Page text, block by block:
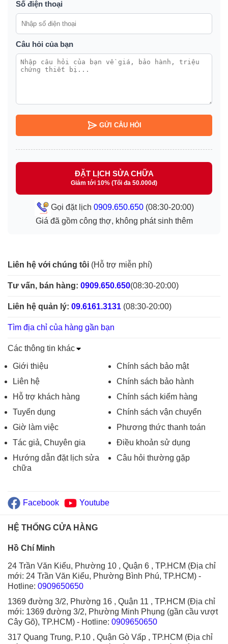
Số điện thoại
Câu hỏi của bạn
GỬI CÂU HỎI
ĐẶT LỊCH SỬA CHỮA
Giảm tới 10% (Tối đa 50.000đ)
Gọi đặt lịch 0909.650.650(08:30-20:00)
Giá đã gồm công thợ, không phát sinh thêm
Liên hệ với chúng tôi (Hỗ trợ miễn phí)
Tư vấn, bán hàng: 0909.650.650(08:30-20:00)
Liên hệ quản lý: 09.6161.3131 (08:30-20:00)
Tìm địa chỉ của hàng gần bạn
Các thông tin khác
Giới thiệu
Liên hệ
Hỗ trợ khách hàng
Tuyển dụng
Giờ làm việc
Tác giả, Chuyên gia
Hướng dẫn đặt lịch sửa
chữa
Chính sách bảo mật
Chính sách bảo hành
Chính sách kiểm hàng
Chính sách vận chuyển
Phương thức thanh toán
Điều khoản sử dụng
Câu hỏi thường gặp
Facebook Youtube
HỆ THỐNG CỬA HÀNG
Hồ Chí Minh
24 Trần Văn Kiểu, Phường 10 , Quận 6 , TP.HCM (Địa chỉ
mới: 24 Trần Văn Kiểu, Phường Bình Phú, TP.HCM) -
Hotline: 0909650650
1369 đường 3/2, Phường 16 , Quận 11 , TP.HCM (Địa chỉ
mới: 1369 đường 3/2, Phường Minh Phụng (gần cầu vượt
Cây Gõ), TP.HCM) - Hotline: 0909650650
317 Quang Trung, P.10 , Quận Gò Vấp , TP.HCM (Địa chỉ